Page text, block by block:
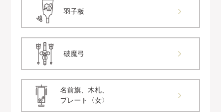
羽子板
破魔弓
名前旗、木札、
プレート〈女〉